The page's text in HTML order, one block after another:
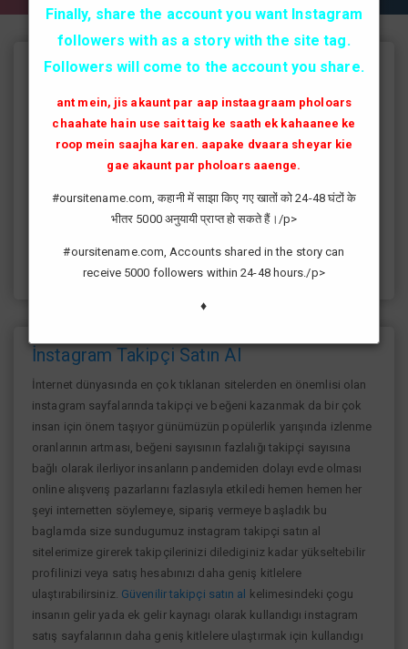
Instagram Takipçi Hilesi
instagram'da artık yüksek takipçi kasmak eskisi kadar zor değil
günümüzde bir çok kullanıcının yüksek takipçiye ulaşması ve
fenomen yolunda ilerlemesi daha da kolaylaşmıştır.instagram
fenomeni ne gibi fayda sağlar?öncelikle bir çok kişi meslek
sağlamaktadır.Sizlerde yüksek sayıda takipçiye ulaşmak
istiyorsanız sitemize giriş yaparak sizlere verilen ücretsiz
kredilerden her gün yararlanıp sayfanızı yüksek seviyelere
ulaştırabilirsiniz.
İnstagram Takipçi Satın Al
İnternet dünyasında en çok tıklanan sitelerden en önemlisi olan
instagram sayfalarında takipçi ve beğeni kazanmak da bir çok
insan için önem taşıyor günümüzün popülerlik yarışında izlenme
oranlarının artması, beğeni sayısının fazlalığı takipçi sayısına
bağlı olarak ilerliyor insanların pandemiden dolayı evde olması
online alışverış pazarlarını fazlasıyla etkiledi hemen hemen her
şeyi internetten söylemeye, sipariş vermeye başladık bu
baglamda size sundugumuz instagram takipçi satın al
sitelerimize girerek takipçilerinizi dilediginiz kadar yükseltebilir
profilinizi veya satış hesabınızı daha geniş kitlelere
ulaştırabilirsiniz. Güvenilir takipçi satın al
kelimesindeki çogu
insanın gelir yada ek gelir kaynagı olarak kullandıgı instagram
satış sayfalarının daha geniş kitlelere ulaştırmak için kullandıgı
Finally, share the account you want Instagram
followers with as a story with the site tag.
Followers will come to the account you share.
ant mein, jis akaunt par aap instaagraam pholoars
chaahate hain use sait taig ke saath ek kahaanee ke
roop mein saajha karen. aapake dvaara sheyar kie
gae akaunt par pholoars aaenge.
#oursitename.com, कहानी में साझा किए गए खातों को 24-48 घंटों के
भीतर 5000 अनुयायी प्राप्त हो सकते हैं।/p>
#oursitename.com, Accounts shared in the story can
receive 5000 followers within 24-48 hours./p>
♦